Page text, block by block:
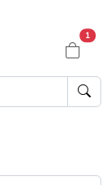
1